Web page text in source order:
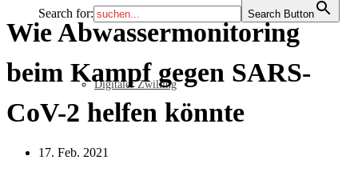
Digitaler Zwilling
Search for: Search Button
Wie Abwassermonitoring
beim Kampf gegen SARS-
CoV-2 helfen könnte
17. Feb. 2021